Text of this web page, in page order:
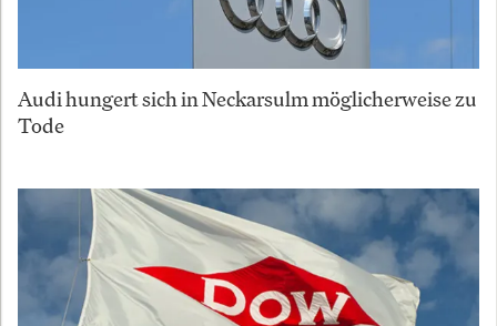
Audi hungert sich in Neckarsulm möglicherweise zu
Tode